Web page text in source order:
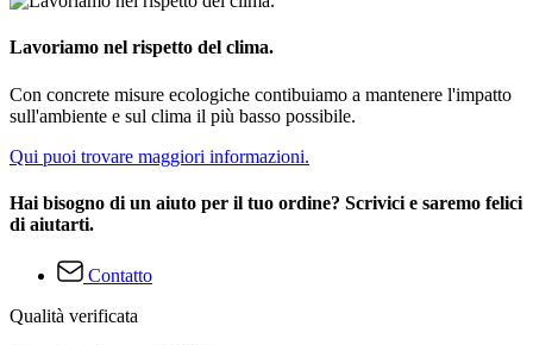
Lavoriamo nel rispetto del clima.
Con concrete misure ecologiche contibuiamo a mantenere l'impatto
sull'ambiente e sul clima il più basso possibile.
Qui puoi trovare maggiori informazioni.
Hai bisogno di un aiuto per il tuo ordine? Scrivici e saremo felici
di aiutarti.
Contatto
Qualità verificata